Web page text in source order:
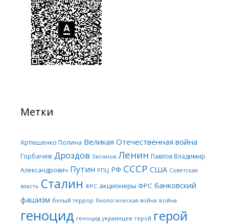
Метки
Артюшенко Полина Великая Отечественная война
Горбачев Дроздов Зюганов Ленин Павлов Владимир
Александрович Путин РПЦ РФ СССР США Советская
власть Сталин ФРС акционеры ФРС банковский
фашизм белый террор биологическая война война
геноцид геноцид украинцев герой герой